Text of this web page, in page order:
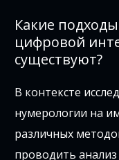
Какие
цифровой
существуют?
В контексте
нумерологии на
различных
проводить